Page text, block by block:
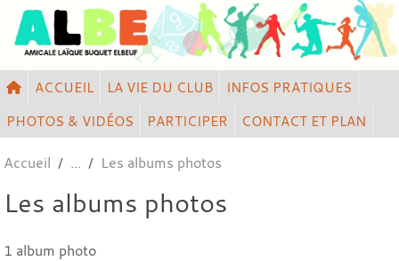
ACCUEIL LA VIE DU CLUB
INFOS PRATIQUES
PHOTOS & VIDÉOS
PARTICIPER CONTACT ET PLAN
Accueil Les albums photos
Les albums photos
1 album photo
Panneau de gestion des cookies